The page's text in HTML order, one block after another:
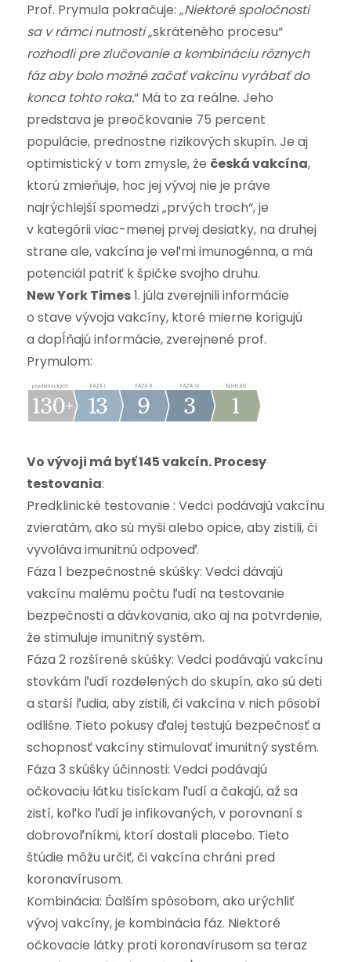
Prof. Prymula pokračuje: „Niektoré spoločnosti
sa v rámci nutnosti„skráteného procesu“
rozhodli pre zlučovanie a kombináciu rôznych
fáz aby bolo možné začať vakcínu vyrábať do
konca tohto roka.“ Má to za reálne. Jeho
predstava je preočkovanie 75 percent
populácie, prednostne rizikových skupín. Je aj
optimistický v tom zmysle, že česká vakcína,
ktorú zmieňuje, hoc jej vývoj nie je práve
najrýchlejší spomedzi „prvých troch“, je
v kategórii viac-menej prvej desiatky, na druhej
strane ale, vakcína je veľmi imunogénna, a má
potenciál patriť k špičke svojho druhu.
New York Times1. júla zverejnili informácie
o stave vývoja vakcíny, ktoré mierne korigujú
a dopĺňajú informácie, zverejnené prof.
Prymulom:
Vo vývoji má byť 145 vakcín. Procesy
testovania:
Predklinické testovanie : Vedci podávajú vakcínu
zvieratám, ako sú myši alebo opice, aby zistili, či
vyvoláva imunitnú odpoveď.
Fáza 1 bezpečnostné skúšky: Vedci dávajú
vakcínu malému počtu ľudí na testovanie
bezpečnosti a dávkovania, ako aj na potvrdenie,
že stimuluje imunitný systém.
Fáza 2 rozšírené skúšky: Vedci podávajú vakcínu
stovkám ľudí rozdelených do skupín, ako sú deti
a starší ľudia, aby zistili, či vakcína v nich pôsobí
odlišne. Tieto pokusy ďalej testujú bezpečnosť a
schopnosť vakcíny stimulovať imunitný systém.
Fáza 3 skúšky účinnosti: Vedci podávajú
očkovaciu látku tisíckam ľudí a čakajú, až sa
zistí, koľko ľudí je infikovaných, v porovnaní s
dobrovoľníkmi, ktorí dostali placebo. Tieto
štúdie môžu určiť, či vakcína chráni pred
koronavírusom.
Kombinácia: Ďalším spôsobom, ako urýchliť
vývoj vakcíny, je kombinácia fáz. Niektoré
očkovacie látky proti koronavírusom sa teraz